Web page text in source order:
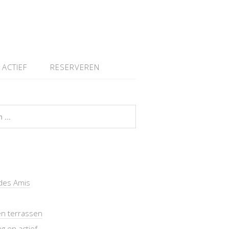
RESERVEREN
Amis
terrassen